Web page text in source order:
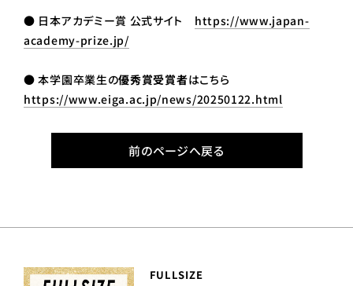
● 日本アカデミー賞 公式サイト https://www.japan-
academy-prize.jp/
● 本学園卒業生の優秀賞受賞者はこちら
https://www.eiga.ac.jp/news/20250122.html
前のページへ戻る
FULLSIZE